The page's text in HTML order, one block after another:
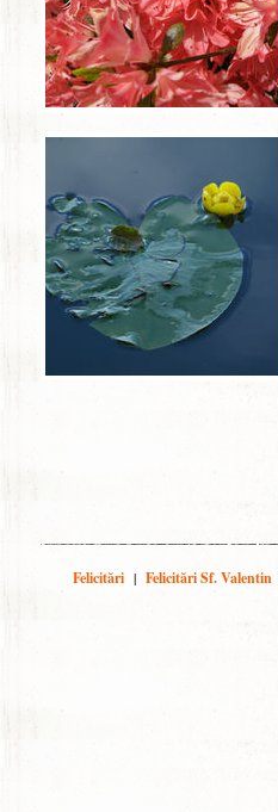
Felicitări | Felicitări Sf. Valentin